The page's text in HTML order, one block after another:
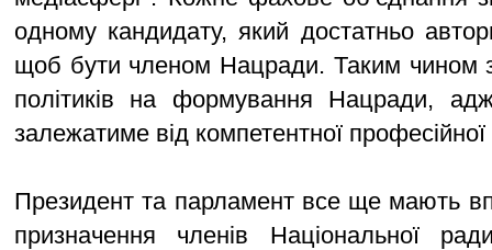
одному кандидату, який достатньо
щоб бути членом Нацради. Таким чином
політиків на формування Нацради,
залежатиме від компетентної професійної
Президент та парламент все ще мають
призначення членів Національної